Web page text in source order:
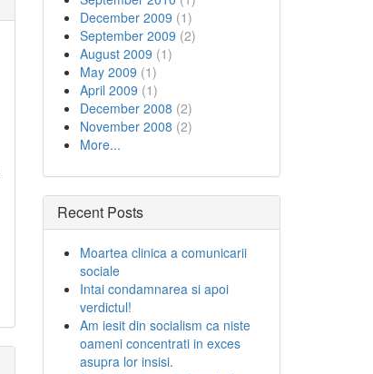
December 2009 (1)
September 2009 (2)
August 2009 (1)
May 2009 (1)
April 2009 (1)
December 2008 (2)
November 2008 (2)
More...
Recent Posts
Moartea clinica a comunicarii
sociale
Intai condamnarea si apoi
verdictul!
Am iesit din socialism ca niste
oameni concentrati in exces
asupra lor insisi.